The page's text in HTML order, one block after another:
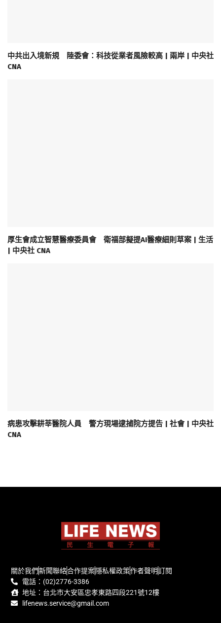
中共出入境新規 陸委會：科技從業者風險較高 | 兩岸 | 中央社
CNA
厚生會成立智慧醫療委員會 衛福部擬提AI醫療細則草案 | 生活
| 中央社 CNA
病患攻擊耕莘醫院人員 警方現場逮捕院方提告 | 社會 | 中央社
CNA
關於我們新聞聯絡合作提案隱私權政策作者聲明訂閱
電話：(02)2776-3386
地址：台北市大安區忠孝東路四段221號12樓
lifenews.service@gmail.com